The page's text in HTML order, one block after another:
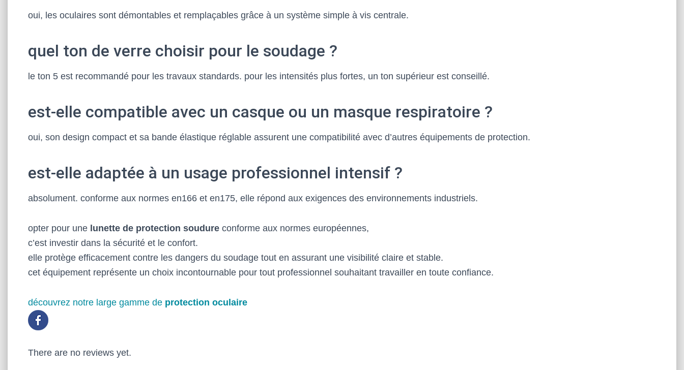
oui, les oculaires sont démontables et remplaçables grâce à un système simple à vis centrale.
quel ton de verre choisir pour le soudage ?
le ton 5 est recommandé pour les travaux standards. pour les intensités plus fortes, un ton supérieur est conseillé.
est-elle compatible avec un casque ou un masque respiratoire ?
oui, son design compact et sa bande élastique réglable assurent une compatibilité avec d’autres équipements de protection.
est-elle adaptée à un usage professionnel intensif ?
absolument. conforme aux normes en166 et en175, elle répond aux exigences des environnements industriels.
opter pour une lunette de protection soudure conforme aux normes européennes,
c’est investir dans la sécurité et le confort.
elle protège efficacement contre les dangers du soudage tout en assurant une visibilité claire et stable.
cet équipement représente un choix incontournable pour tout professionnel souhaitant travailler en toute confiance.
découvrez notre large gamme de protection oculaire
There are no reviews yet.